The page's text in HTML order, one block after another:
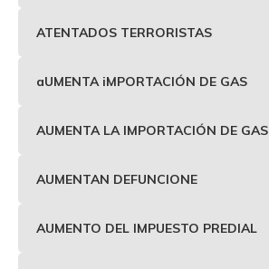
ATENTADOS TERRORISTAS
aUMENTA iMPORTACIÓN DE GAS
AUMENTA LA IMPORTACIÓN DE GAS
AUMENTAN DEFUNCIONE
AUMENTO DEL IMPUESTO PREDIAL